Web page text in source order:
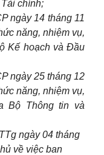
chính;
ngày 14 tháng 11
năng, nhiệm vụ,
Kế hoạch và Đầu
ngày 25 tháng 12
năng, nhiệm vụ,
Bộ Thông tin và
ngày 04 tháng
về việc ban